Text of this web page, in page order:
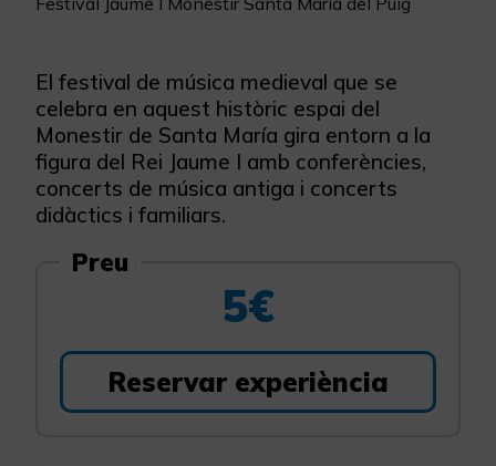
El festival de música medieval que se
celebra en aquest històric espai del
Monestir de Santa María gira entorn a la
figura del Rei Jaume I amb conferències,
concerts de música antiga i concerts
didàctics i familiars.
Preu
5€
Reservar experiència